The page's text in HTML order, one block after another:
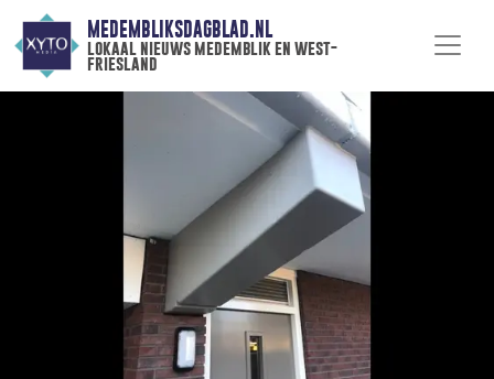
MEDEMBLIKSDAGBLAD.NL
lokaal nieuws medemblik en west-
friesland